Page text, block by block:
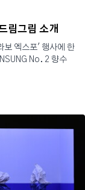
림그림 소개
보 엑스포' 행사에 한
No. 2 향수